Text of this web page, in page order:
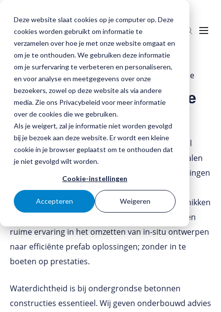
Deze website slaat cookies op je computer op. Deze
cookies worden gebruikt om informatie te
verzamelen over hoe je met onze website omgaat en
om je te onthouden. We gebruiken deze informatie
om je surfervaring te verbeteren en personaliseren,
en voor analyse en meetgegevens over onze
bezoekers, zowel op deze website als via andere
media. Zie ons Privacybeleid voor meer informatie
over de cookies die we gebruiken.
Als je weigert, zal je informatie niet worden gevolgd
bij je bezoek aan deze website. Er wordt een kleine
cookie in je browser geplaatst om te onthouden dat
je niet gevolgd wilt worden.
Cookie-instellingen
Accepteren
Weigeren
Downloads
Werken bij
Onze aanpak
Producten
Totaaloplossingen
kV-station
Onze verhalen
Home»Producten»Maatwerk kelderfundatie
Maatwerk kelderfundatie
Prefab versnelt de energietransitie.
Kelderfundaties vormen de ruggengraat van veel
energievoorzieningslocaties. Bij BTE Energy vertalen
we complexe eisen naar prefab maatwerkoplossingen
die het verschil maken in snelheid, kwaliteit en
betrouwbaarheid. Onze engineeringteams beschikken
over diepgaande kennis van betonconstructies én
ruime ervaring in het omzetten van in-situ ontwerpen
naar efficiënte prefab oplossingen; zonder in te
boeten op prestaties.
Waterdichtheid is bij ondergrondse betonnen
constructies essentieel. Wij geven onderbouwd advies